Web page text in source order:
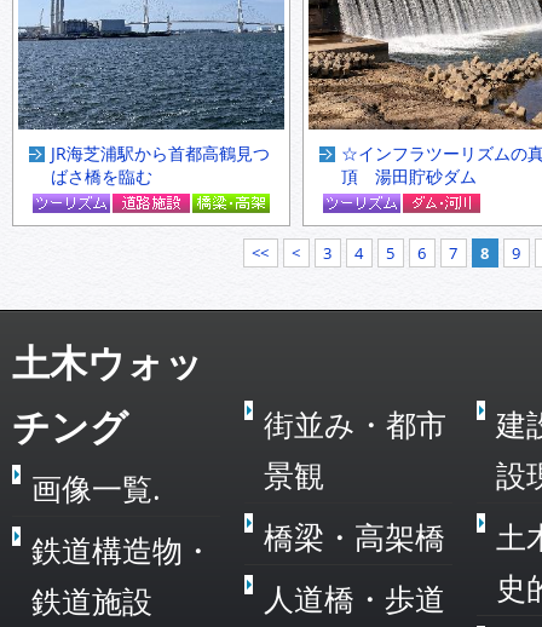
JR海芝浦駅から首都高鶴見つ
ばさ橋を臨む
☆インフラツーリズムの
頂 湯田貯砂ダム
<< < 3 4 5 6 7 8 9
土木ウォッ
チング
画像一覧.
鉄道構造物・
鉄道施設
街並み・都市
景観
橋梁・高架橋
人道橋・歩道
建
設
土
史